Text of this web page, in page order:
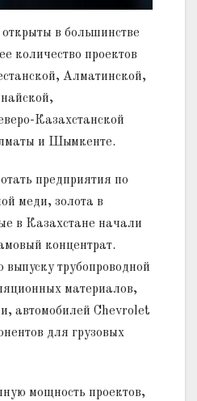
в большинстве
количество проектов
Алматинской,
Казахстанской
и Шымкенте.
предприятия по
меди, золота в
в Казахстане начали
концентрат.
трубопроводной
материалов,
автомобилей Chevrolet
для грузовых
мощность проектов,